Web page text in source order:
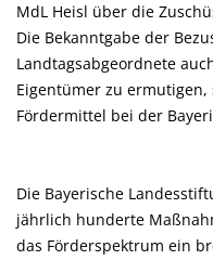
MdL Heisl über die
Die Bekanntgabe der
Landtagsabgeordnete
Eigentümer zu
Fördermittel bei der
Die Bayerische
jährlich hunderte
das Förderspektrum ein